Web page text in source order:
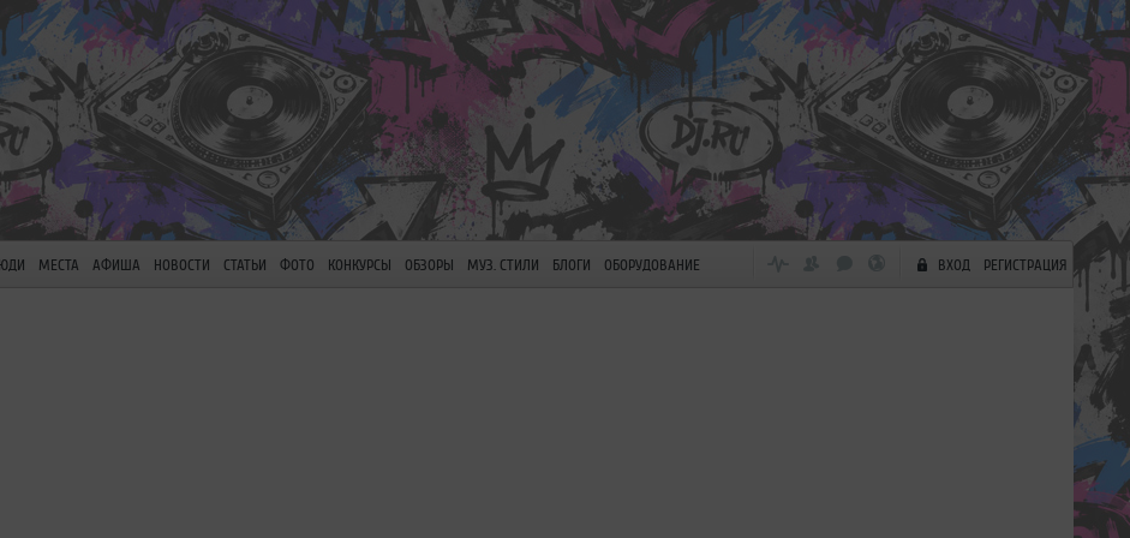
МЕСТА АФИША НОВОСТИ СТАТЬИ ФОТО КОНКУРСЫ ОБЗОРЫ МУЗ. СТИЛИ БЛОГИ ОБОРУДОВАНИЕ ВХОД РЕГИСТРАЦИЯ